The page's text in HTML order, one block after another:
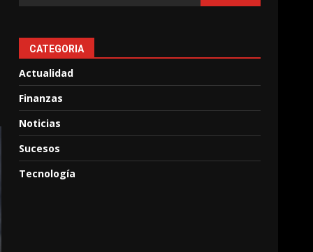
CATEGORIA
Actualidad
Finanzas
Noticias
Sucesos
Tecnología